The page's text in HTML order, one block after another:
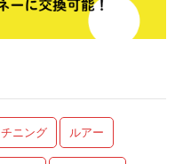
チニング ルアー